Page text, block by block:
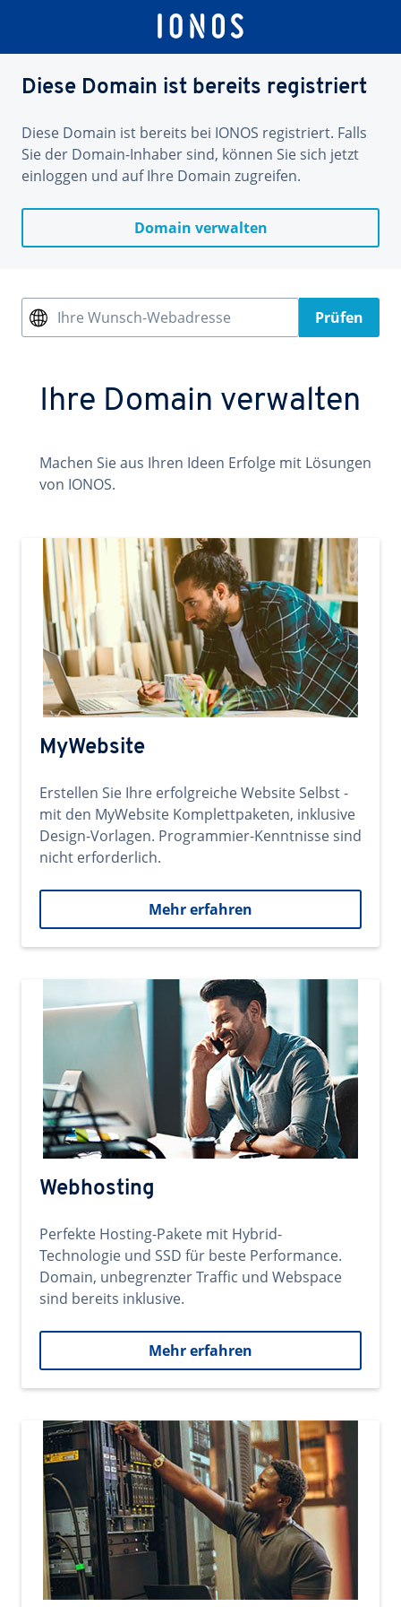
Diese Domain ist bereits registriert
Diese Domain ist bereits bei IONOS registriert. Falls
Sie der Domain-Inhaber sind, können Sie sich jetzt
einloggen und auf Ihre Domain zugreifen.
Domain verwalten
Ihre Wunsch-Webadresse Prüfen
Ihre Domain verwalten
Machen Sie aus Ihren Ideen Erfolge mit Lösungen
von IONOS.
MyWebsite
Erstellen Sie Ihre erfolgreiche Website Selbst -
mit den MyWebsite Komplettpaketen, inklusive
Design-Vorlagen. Programmier-Kenntnisse sind
nicht erforderlich.
Mehr erfahren
Webhosting
Perfekte Hosting-Pakete mit Hybrid-
Technologie und SSD für beste Performance.
Domain, unbegrenzter Traffic und Webspace
sind bereits inklusive.
Mehr erfahren